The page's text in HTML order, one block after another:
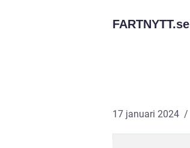
FARTNYTT.se
17 januari 2024